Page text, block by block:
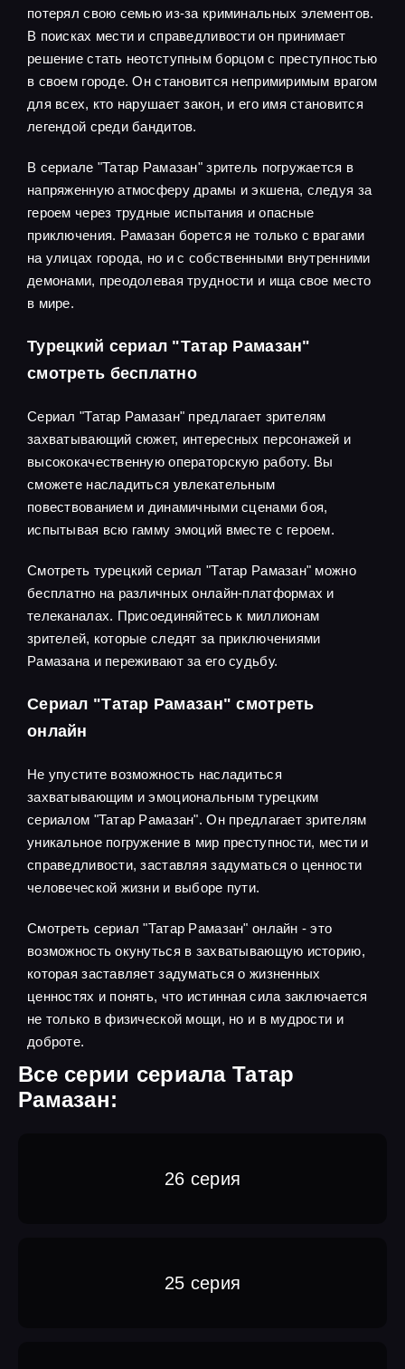
потерял свою семью из-за криминальных элементов.
В поисках мести и справедливости он принимает
решение стать неотступным борцом с преступностью
в своем городе. Он становится непримиримым врагом
для всех, кто нарушает закон, и его имя становится
легендой среди бандитов.
В сериале "Татар Рамазан" зритель погружается в
напряженную атмосферу драмы и экшена, следуя за
героем через трудные испытания и опасные
приключения. Рамазан борется не только с врагами
на улицах города, но и с собственными внутренними
демонами, преодолевая трудности и ища свое место
в мире.
Турецкий сериал "Татар Рамазан"
смотреть бесплатно
Сериал "Татар Рамазан" предлагает зрителям
захватывающий сюжет, интересных персонажей и
высококачественную операторскую работу. Вы
сможете насладиться увлекательным
повествованием и динамичными сценами боя,
испытывая всю гамму эмоций вместе с героем.
Смотреть турецкий сериал "Татар Рамазан" можно
бесплатно на различных онлайн-платформах и
телеканалах. Присоединяйтесь к миллионам
зрителей, которые следят за приключениями
Рамазана и переживают за его судьбу.
Сериал "Татар Рамазан" смотреть
онлайн
Не упустите возможность насладиться
захватывающим и эмоциональным турецким
сериалом "Татар Рамазан". Он предлагает зрителям
уникальное погружение в мир преступности, мести и
справедливости, заставляя задуматься о ценности
человеческой жизни и выборе пути.
Смотреть сериал "Татар Рамазан" онлайн - это
возможность окунуться в захватывающую историю,
которая заставляет задуматься о жизненных
ценностях и понять, что истинная сила заключается
не только в физической мощи, но и в мудрости и
доброте.
Все серии сериала Татар
Рамазан:
26 серия
25 серия